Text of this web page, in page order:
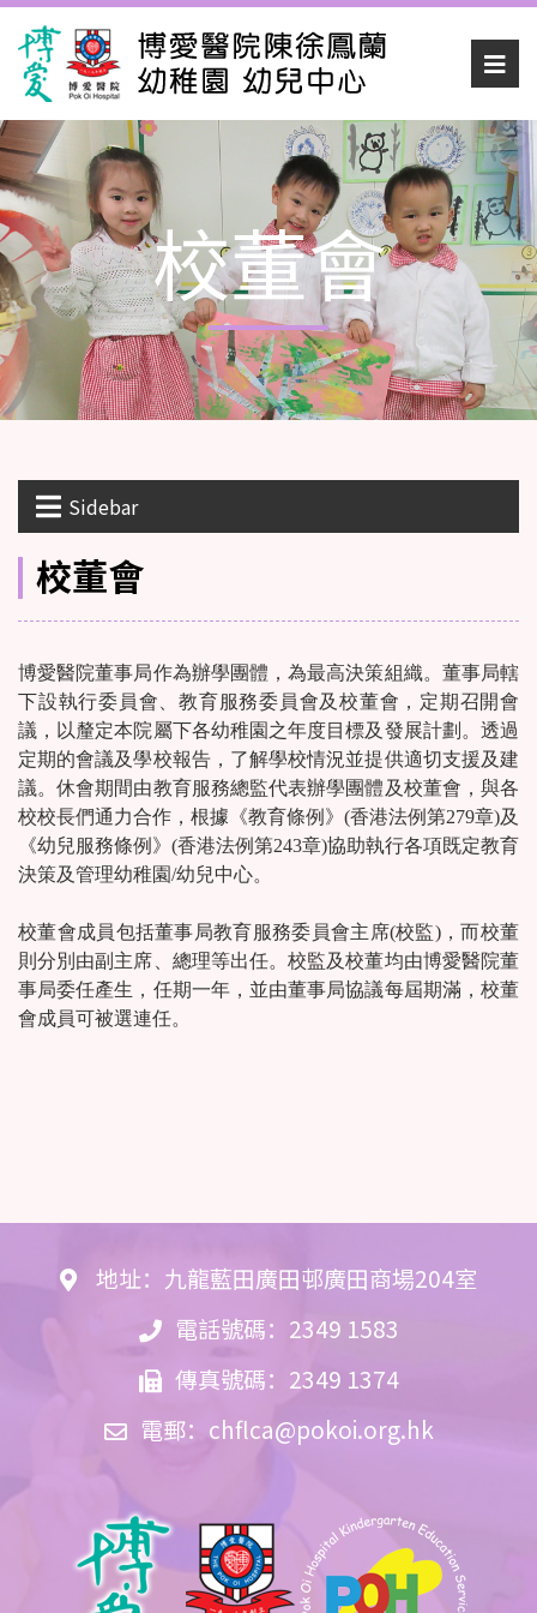
校董會
Sidebar
校董會
博愛醫院董事局作為辦學團體，為最高決策組織。董事局轄
下設執行委員會、教育服務委員會及校董會，定期召開會
議，以釐定本院屬下各幼稚園之年度目標及發展計劃。透過
定期的會議及學校報告，了解學校情況並提供適切支援及建
議。休會期間由教育服務總監代表辦學團體及校董會，與各
校校長們通力合作，根據《教育條例》(香港法例第279章)及
《幼兒服務條例》(香港法例第243章)協助執行各項既定教育
決策及管理幼稚園/幼兒中心。
校董會成員包括董事局教育服務委員會主席(校監)，而校董
則分別由副主席、總理等出任。校監及校董均由博愛醫院董
事局委任產生，任期一年，並由董事局協議每屆期滿，校董
會成員可被選連任。
地址：九龍藍田廣田邨廣田商場204室
電話號碼：2349 1583
傳真號碼：2349 1374
電郵： chflca@pokoi.org.hk